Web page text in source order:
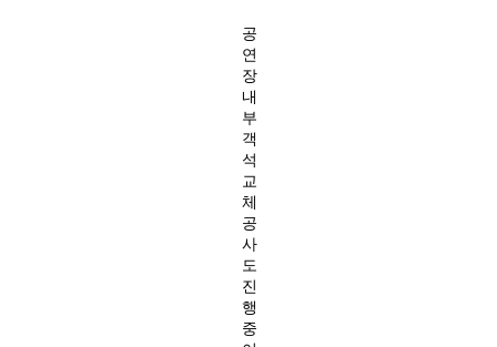
공
연
장
내
부
객
석
교
체
공
사
도
진
행
중